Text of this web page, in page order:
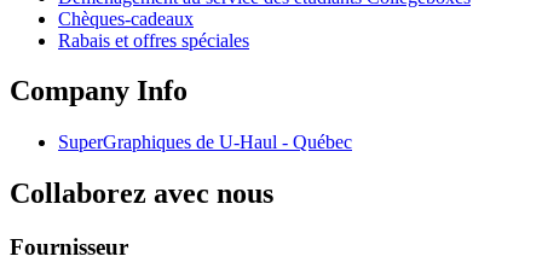
Chèques-cadeaux
Rabais et offres spéciales
Company Info
SuperGraphiques de U-Haul - Québec
Collaborez avec nous
Fournisseur